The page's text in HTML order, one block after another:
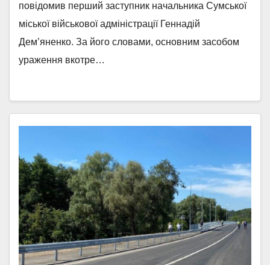
повідомив перший заступник начальника Сумської
міської військової адміністрації Геннадій
Дем’яненко. За його словами, основним засобом
ураження вкотре…